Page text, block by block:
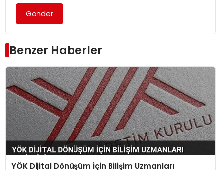
Gönder
Benzer Haberler
YÖK Dijital Dönüşüm İçin Bilişim Uzmanları